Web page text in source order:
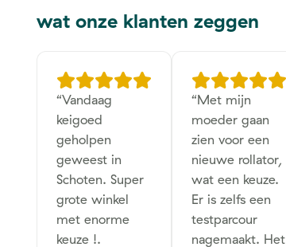
wat onze klanten zeggen
“Vandaag
keigoed
geholpen
geweest in
Schoten. Super
grote winkel
met enorme
keuze !.
“Met mijn
moeder gaan
zien voor een
nieuwe rollator,
wat een keuze.
Er is zelfs een
testparcour
nagemaakt. Het